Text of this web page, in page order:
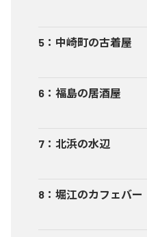
5 ： 中崎町の古着屋
6 ： 福島の居酒屋
7 ： 北浜の水辺
8 ： 堀江のカフェバー